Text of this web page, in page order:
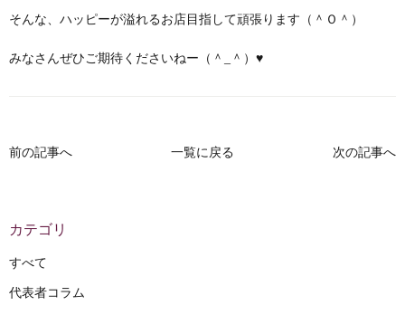
そんな、ハッピーが溢れるお店目指して頑張ります（＾Ｏ＾）
みなさんぜひご期待くださいねー（＾_＾）♥️
前の記事へ 一覧に戻る 次の記事へ
カテゴリ
すべて
代表者コラム